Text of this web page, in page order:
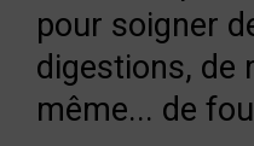
pour soigner
digestions, de
même... de